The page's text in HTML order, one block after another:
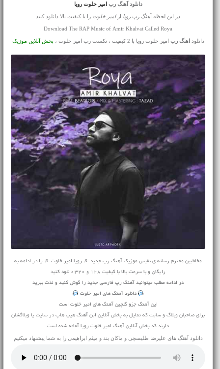
دانلود آهنگ رپ امیر خلوت رویا
در این لحظه آهنگ رپ رویا ازامیر خلوت را با کیفیت بالا دانلود کنید
Download The RAP Music of Amir Khalvat Called Roya
دانلود اهنگ رپ امیر خلوت رویا با 2 کیفیت ، تکست رپ امیر خلوت ، پخش آنلاین موزیک
مخاطبین محترم رسانه ی نفیس موزیک آهنگ رپ جدید ♬ رویا امیر خلوت ♬ را در ادامه به
رایگان و با سرعت بالا با کیفیت 128 و 320 دانلود کنید
در ادامه مطلب میتوانید آهنگرپ فارسی جدید را گوش کنید و لذت ببرید
دانلود آهنگ های امیر خلوت
این آهنگ جزو گلچین آهنگ های امیر خلوت است
برای صاحبان وبلاگ و سایت که تمایل به پخش آنلاین این آهنگ هیپ هاپ در سایت یا وبلاگشان
دارند کد پخش آنلاین آهنگ امیر خلوت رویا آماده شده است
دانلود آهنگ های علیرضا طلیسچی و ماکان بند و میثم ابراهیمی را به شما پیشنهاد میکنیم